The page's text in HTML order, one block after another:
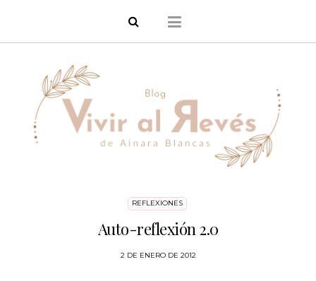
REFLEXIONES
Auto-reflexión 2.0
2 DE ENERO DE 2012